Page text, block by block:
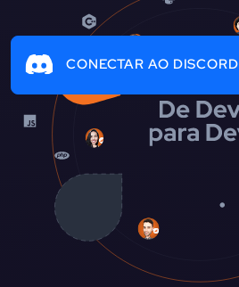
CONECTAR AO DISCORD